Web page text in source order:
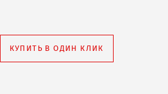
КУПИТЬ В ОДИН КЛИК